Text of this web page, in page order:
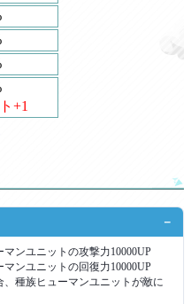
+1
ンユニットの攻撃力10000UP
ンユニットの回復力10000UP
種族ヒューマンユニットが敵に